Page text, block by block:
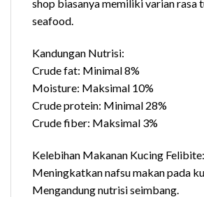
shop biasanya memiliki varian rasa
seafood.
Kandungan Nutrisi:
Crude fat: Minimal 8%
Moisture: Maksimal 10%
Crude protein: Minimal 28%
Crude fiber: Maksimal 3%
Kelebihan Makanan Kucing Felibite:
Meningkatkan nafsu makan pada
Mengandung nutrisi seimbang.